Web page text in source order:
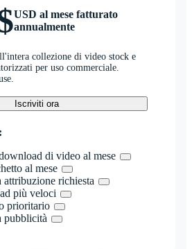
USD al mese fatturato
annualmente
collezione di video stock e
per uso commerciale.
Iscriviti ora
di video al mese
al mese
attribuzione richiesta
più veloci
prioritario
pubblicità